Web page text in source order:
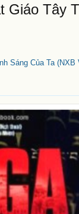
Giáo Tây
Sáng Của Ta